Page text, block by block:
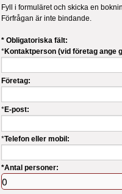
Fyll i formuläret och skicka en
Förfrågan är inte bindande.
* Obligatoriska fält:
*Kontaktperson (vid företag ange
Företag:
*E-post:
*Telefon eller mobil:
*Antal personer: